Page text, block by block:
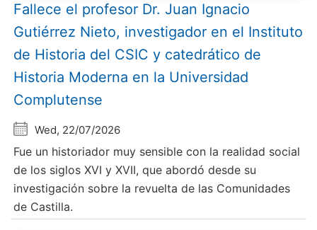
Fallece el profesor Dr. Juan Ignacio
Gutiérrez Nieto, investigador en el Instituto
de Historia del CSIC y catedrático de
Historia Moderna en la Universidad
Complutense
Wed, 22/07/2026
Fue un historiador muy sensible con la realidad social
de los siglos XVI y XVII, que abordó desde su
investigación sobre la revuelta de las Comunidades
de Castilla.